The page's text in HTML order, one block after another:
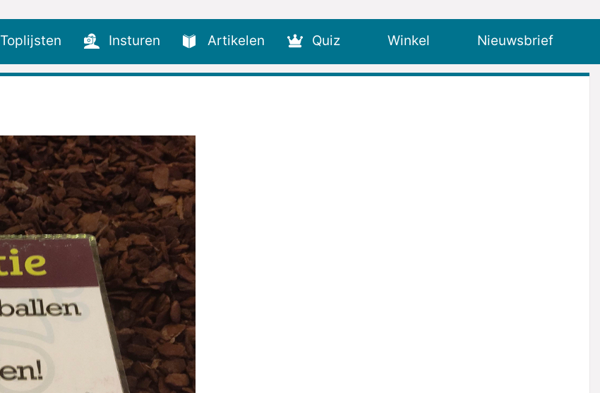
Toplijsten Insturen Artikelen Quiz Winkel
Nieuwsbrief